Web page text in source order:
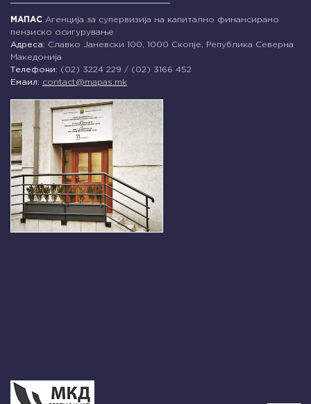
МАПАС Агенција за супервизија на капитално финансирано
пензиско осигурување
Адреса: Славко Јаневски 100, 1000 Скопје, Република Северна
Македонија
Телефони: (02) 3224 229 / (02) 3166 452
Емаил: contact@mapas.mk